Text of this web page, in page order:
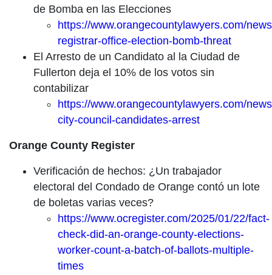
de Bomba en las Elecciones
https://www.orangecountylawyers.com/
registrar-office-election-bomb-threat
El Arresto de un Candidato al la Ciudad de
Fullerton deja el 10% de los votos sin
contabilizar
https://www.orangecountylawyers.com/
city-council-candidates-arrest
Orange County Register
Verificación de hechos: ¿Un trabajador
electoral del Condado de Orange contó un lote
de boletas varias veces?
https://www.ocregister.com/2025/01/22/fact-
check-did-an-orange-county-elections-
worker-count-a-batch-of-ballots-multiple-
times